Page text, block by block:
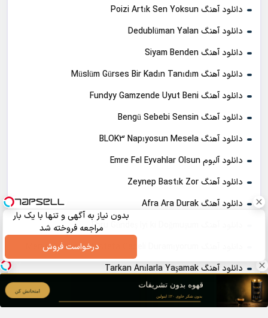
بدون نیاز به آگهی و تنها با یک بار
مراجعه فروخته شد
درخواست فروش
دانلود آهنگ Poizi Artık Sen Yoksun
دانلود آهنگ Dedublüman Yalan
دانلود آهنگ Siyam Benden
دانلود آهنگ Müslüm Gürses Bir Kadın Tanıdım
دانلود آهنگ Fundyy Gamzende Uyut Beni
دانلود آهنگ Bengü Sebebi Sensin
دانلود آهنگ BLOK3 Napıyosun Mesela
دانلود آلبوم Emre Fel Eyvahlar Olsun
دانلود آهنگ Zeynep Bastık Zor
دانلود آهنگ Afra Ara Durak
دانلود آهنگ Tarkan Anılarla Yaşamak
دانلود آهنگ Burak Bulut Herkes Gibi